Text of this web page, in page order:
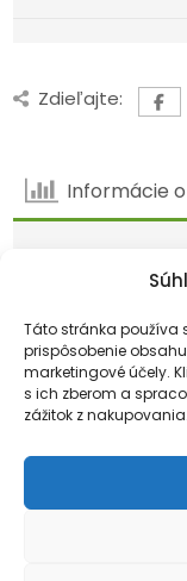
Táto stránka používa
prispôsobenie
marketingové účely.
s ich zberom a
zážitok z nakupovania.
Zdieľajte:
Informácie
169
Náš
Najnovší
Fórum